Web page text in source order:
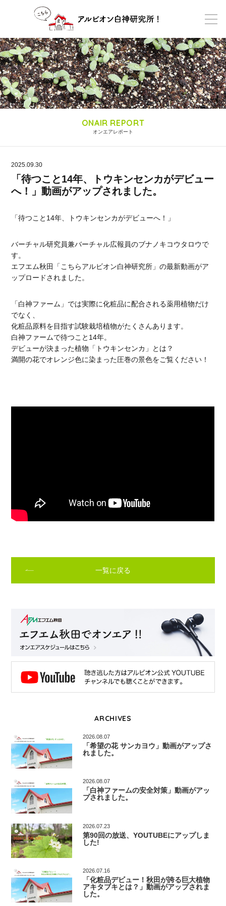
ONAIR REPORT
オンエアレポート
2025.09.30
「待つこと14年、トウキンセンカがデビュー
へ！」動画がアップされました。
「待つこと14年、トウキンセンカがデビューへ！」
バーチャル研究員兼バーチャル広報員のブナノキコウタロウで
す。
エフエム秋田「こちらアルビオン白神研究所」の最新動画がア
ップロードされました。
「白神ファーム」では実際に化粧品に配合される薬用植物だけ
でなく、
化粧品原料を目指す試験栽培植物がたくさんあります。
白神ファームで待つこと14年。
デビューが決まった植物「トウキンセンカ」とは？
満開の花でオレンジ色に染まった圧巻の景色をご覧ください！
一覧に戻る
ARCHIVES
2026.08.07
「希望の花 サンカヨウ」動画がアップさ
れました。
2026.08.07
「白神ファームの安全対策」動画がアッ
プされました。
2026.07.23
第90回の放送、YOUTUBEにアップしま
した!
2026.07.16
「化粧品デビュー！秋田が誇る巨大植物
アキタブキとは？」動画がアップされま
した。